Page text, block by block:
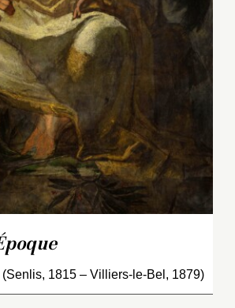
1815 – Villiers-le-Bel, 1879)